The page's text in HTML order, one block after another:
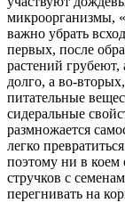
микроорганизмы,
важно убрать
первых, после
растений грубеют,
долго, а во-
питательные
сидеральные
размножается
легко
поэтому ни в коем
стручков с
перегнивать на